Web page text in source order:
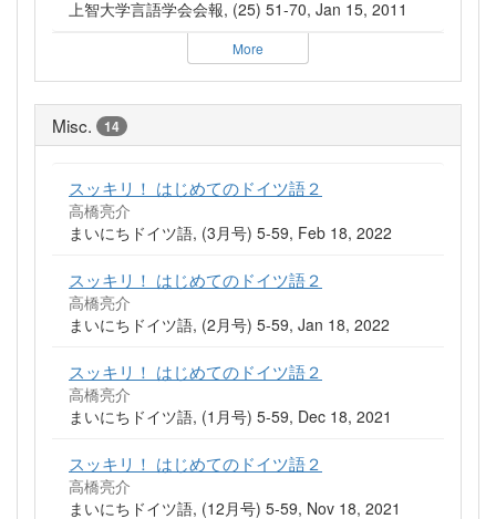
上智大学言語学会会報, (25) 51-70, Jan 15, 2011
More
Misc. 14
スッキリ！ はじめてのドイツ語２
高橋亮介
まいにちドイツ語, (3月号) 5-59, Feb 18, 2022
スッキリ！ はじめてのドイツ語２
高橋亮介
まいにちドイツ語, (2月号) 5-59, Jan 18, 2022
スッキリ！ はじめてのドイツ語２
高橋亮介
まいにちドイツ語, (1月号) 5-59, Dec 18, 2021
スッキリ！ はじめてのドイツ語２
高橋亮介
まいにちドイツ語, (12月号) 5-59, Nov 18, 2021